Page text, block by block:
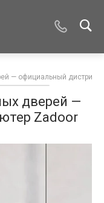
— официальный
дверей —
Zadoor